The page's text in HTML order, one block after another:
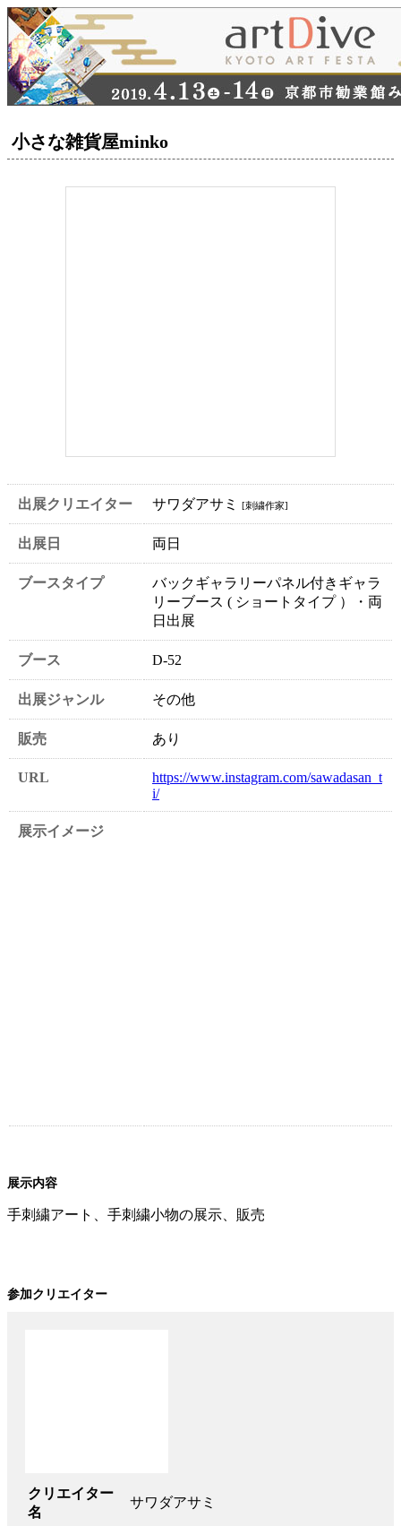
小さな雑貨屋minko
出展クリエイター サワダアサミ [刺繍作家]
出展日 両日
ブースタイプ
バックギャラリーパネル付きギャラ
リーブース ( ショートタイプ ）・両
日出展
ブース D-52
出展ジャンル その他
販売 あり
URL
https://www.instagram.com/sawadasan_t
i/
展示イメージ
展示内容
手刺繍アート、手刺繍小物の展示、販売
参加クリエイター
クリエイター
名
サワダアサミ